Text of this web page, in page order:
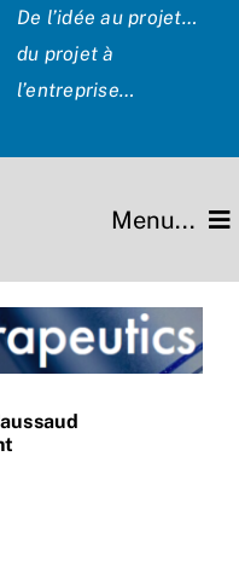
De l’idée au projet…
du projet à
l’entreprise…
Menu...